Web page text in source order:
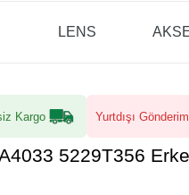
LENS
Kargo Yurtdışı Gönderim
5229T356